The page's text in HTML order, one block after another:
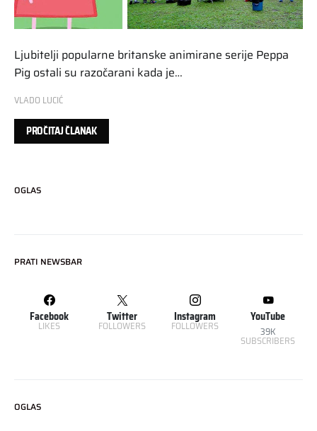
Ljubitelji popularne britanske animirane serije Peppa
Pig ostali su razočarani kada je…
VLADO LUCIĆ
PROČITAJ ČLANAK
OGLAS
PRATI NEWSBAR
Facebook
LIKES
Twitter
FOLLOWERS
Instagram
FOLLOWERS
YouTube
39K
SUBSCRIBERS
OGLAS